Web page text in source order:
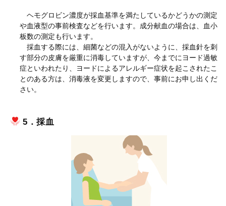
ヘモグロビン濃度が採血基準を満たしているかどうかの測定
や血液型の事前検査などを行います。成分献血の場合は、血小
板数の測定も行います。
採血する際には、細菌などの混入がないように、採血針を刺
す部分の皮膚を厳重に消毒していますが、今までにヨード過敏
症といわれたり、ヨードによるアレルギー症状を起こされたこ
とのある方は、消毒液を変更しますので、事前にお申し出くだ
さい。
5．採血